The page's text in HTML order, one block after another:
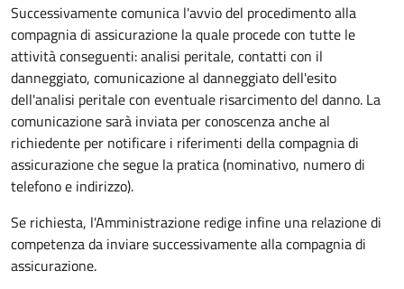
Successivamente comunica l'avvio del procedimento alla
compagnia di assicurazione la quale procede con tutte le
attività conseguenti: analisi peritale, contatti con il
danneggiato, comunicazione al danneggiato dell'esito
dell'analisi peritale con eventuale risarcimento del danno. La
comunicazione sarà inviata per conoscenza anche al
richiedente per notificare i riferimenti della compagnia di
assicurazione che segue la pratica (nominativo, numero di
telefono e indirizzo).
Se richiesta, l'Amministrazione redige infine una relazione di
competenza da inviare successivamente alla compagnia di
assicurazione.